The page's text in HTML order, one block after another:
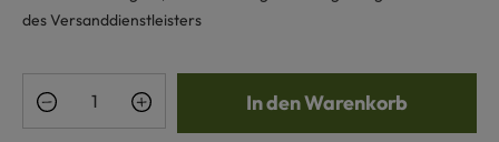
des Versanddienstleisters
Produkt Anzahl: Gib den gewünschten
In den Warenkorb